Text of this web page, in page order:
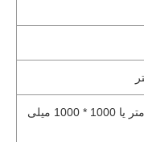
500 * 500 میلی متر یا 1000 * 1000 میلی